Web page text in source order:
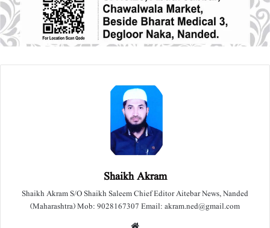
Shaikh Akram
Shaikh Akram S/O Shaikh Saleem Chief Editor Aitebar News, Nanded
(Maharashtra) Mob: 9028167307 Email: akram.ned@gmail.com